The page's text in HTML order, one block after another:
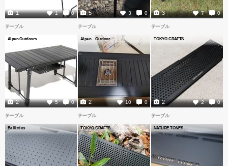
1 0
1 3 0
5 7 0
3
テーブル
Alpen Outdoors
5 0
2
テーブル
Alpen Outdoor
10 0
2
テーブル
TOKYO CRAFTS
2 0
2
テーブル
Ballistics
テーブル
TOKYO CRAFTS
テーブル
NATURE TONES